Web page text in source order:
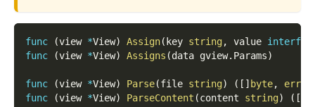
func (view *View) Assign( key string, value
func
(view *View) Assigns (data gview. Params)
func (view *View) Parse(file string) ( [ ] byte, error
func
(view *View) ParseContent (content string) ( [